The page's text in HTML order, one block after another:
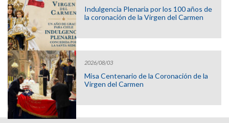
Indulgencia Plenaria por los 100 años de
la coronación de la Virgen del Carmen
2026/08/03
Misa Centenario de la Coronación de la
Virgen del Carmen